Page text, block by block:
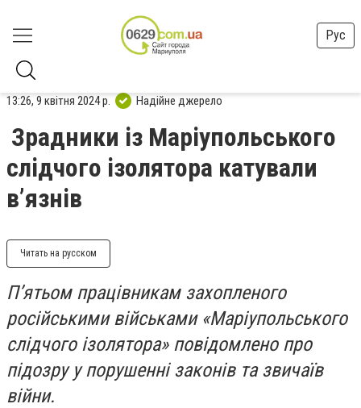
Рус
13:26, 9 квітня 2024 р. Надійне джерело
Зрадники із Маріупольського
слідчого ізолятора катували
в’язнів
Читать на русском
П’ятьом працівникам захопленого
російськими військами «Маріупольського
слідчого ізолятора» повідомлено про
підозру у порушенні законів та звичаїв
війни.